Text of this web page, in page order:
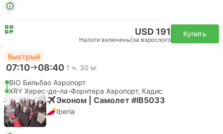
USD 191
Налоги включены за взрослого
Купить
Быстрый
07:10 08:40 1 ч. 30 м.
BIO Бильбао Аэропорт
XRY Херес-де-ла-Форнтера Аэропорт, Кадис
Эконом | Самолет #IB5033
Iberia